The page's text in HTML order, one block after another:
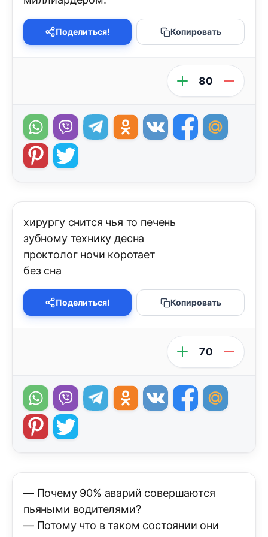
Поделиться! Копировать
80
хирургу снится чья то печень
зубному технику десна
проктолог ночи коротает
без сна
Поделиться! Копировать
70
— Почему 90% аварий совершаются
пьяными водителями?
— Потому что в таком состоянии они